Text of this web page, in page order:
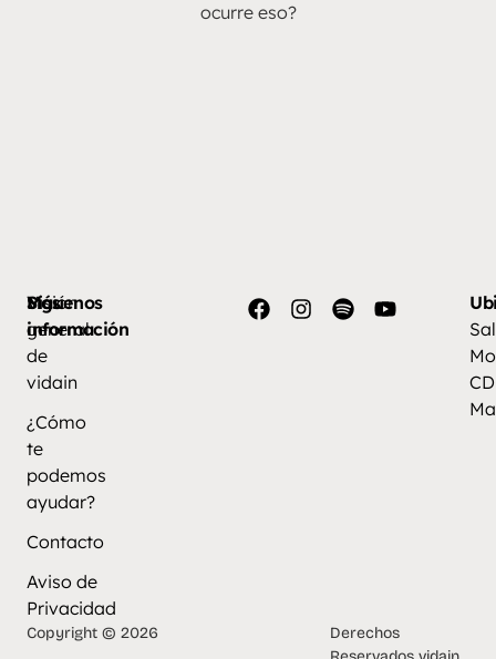
ocurre eso?
Más
información
Visión
general
de
vidain
¿Cómo
te
podemos
ayudar?
Contacto
Aviso de
Privacidad
Síguenos
Copyright © 2026
Derechos